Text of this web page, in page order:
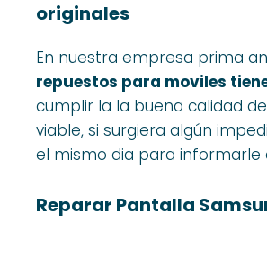
originales
En nuestra empresa prima
repuestos para moviles
cumplir la la buena calidad
viable, si surgiera algún
el mismo dia para informarle
Reparar Pantalla